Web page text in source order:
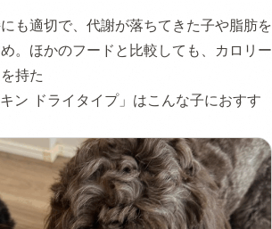
も適切で、代謝が落ちてきた子や脂肪を
。ほかのフードと比較しても、カロリー
持た
ン ドライタイプ」はこんな子におすす